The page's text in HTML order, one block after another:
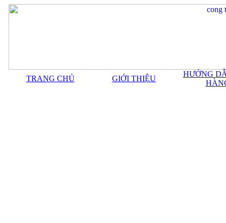
TRANG CHỦ GIỚI THIỆU
HƯỚNG